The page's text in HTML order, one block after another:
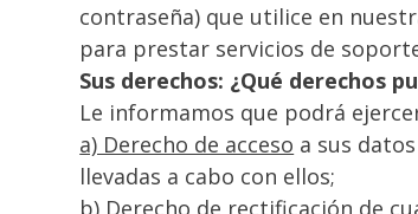
contraseña) que utilice en
para prestar servicios de
Sus derechos: ¿Qué derechos
Le informamos que podrá
a) Derecho de acceso a sus
llevadas a cabo con ellos;
b) Derecho de rectificación de